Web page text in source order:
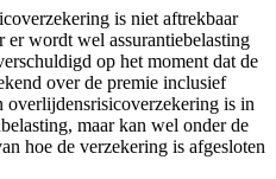
is niet aftrekbaar
er wordt wel assurantiebelasting
op het moment dat de
over de premie inclusief
is in
maar kan wel onder de
hoe de verzekering is afgesloten